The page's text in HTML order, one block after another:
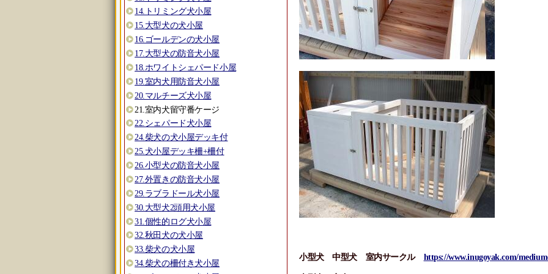
小型犬 中型犬 室内サークル https://www.inugoyak.com/
14.トリミング犬小屋
15.大型犬の犬小屋
16.ゴールデンの犬小屋
17.大型犬の防音犬小屋
18.ホワイトシェパード小屋
19.室内犬用防音犬小屋
20.マルチーズ犬小屋
21.室内犬留守番ケージ
22.シェパード犬小屋
24.柴犬の犬小屋デッキ付
25.犬小屋デッキ柵+柵付
26.小型犬の防音犬小屋
27.外置きの防音犬小屋
29.ラブラドール犬小屋
30.大型犬2頭用犬小屋
31.個性的ログ犬小屋
32.秋田犬の犬小屋
33.柴犬の犬小屋
34.柴犬の柵付き犬小屋